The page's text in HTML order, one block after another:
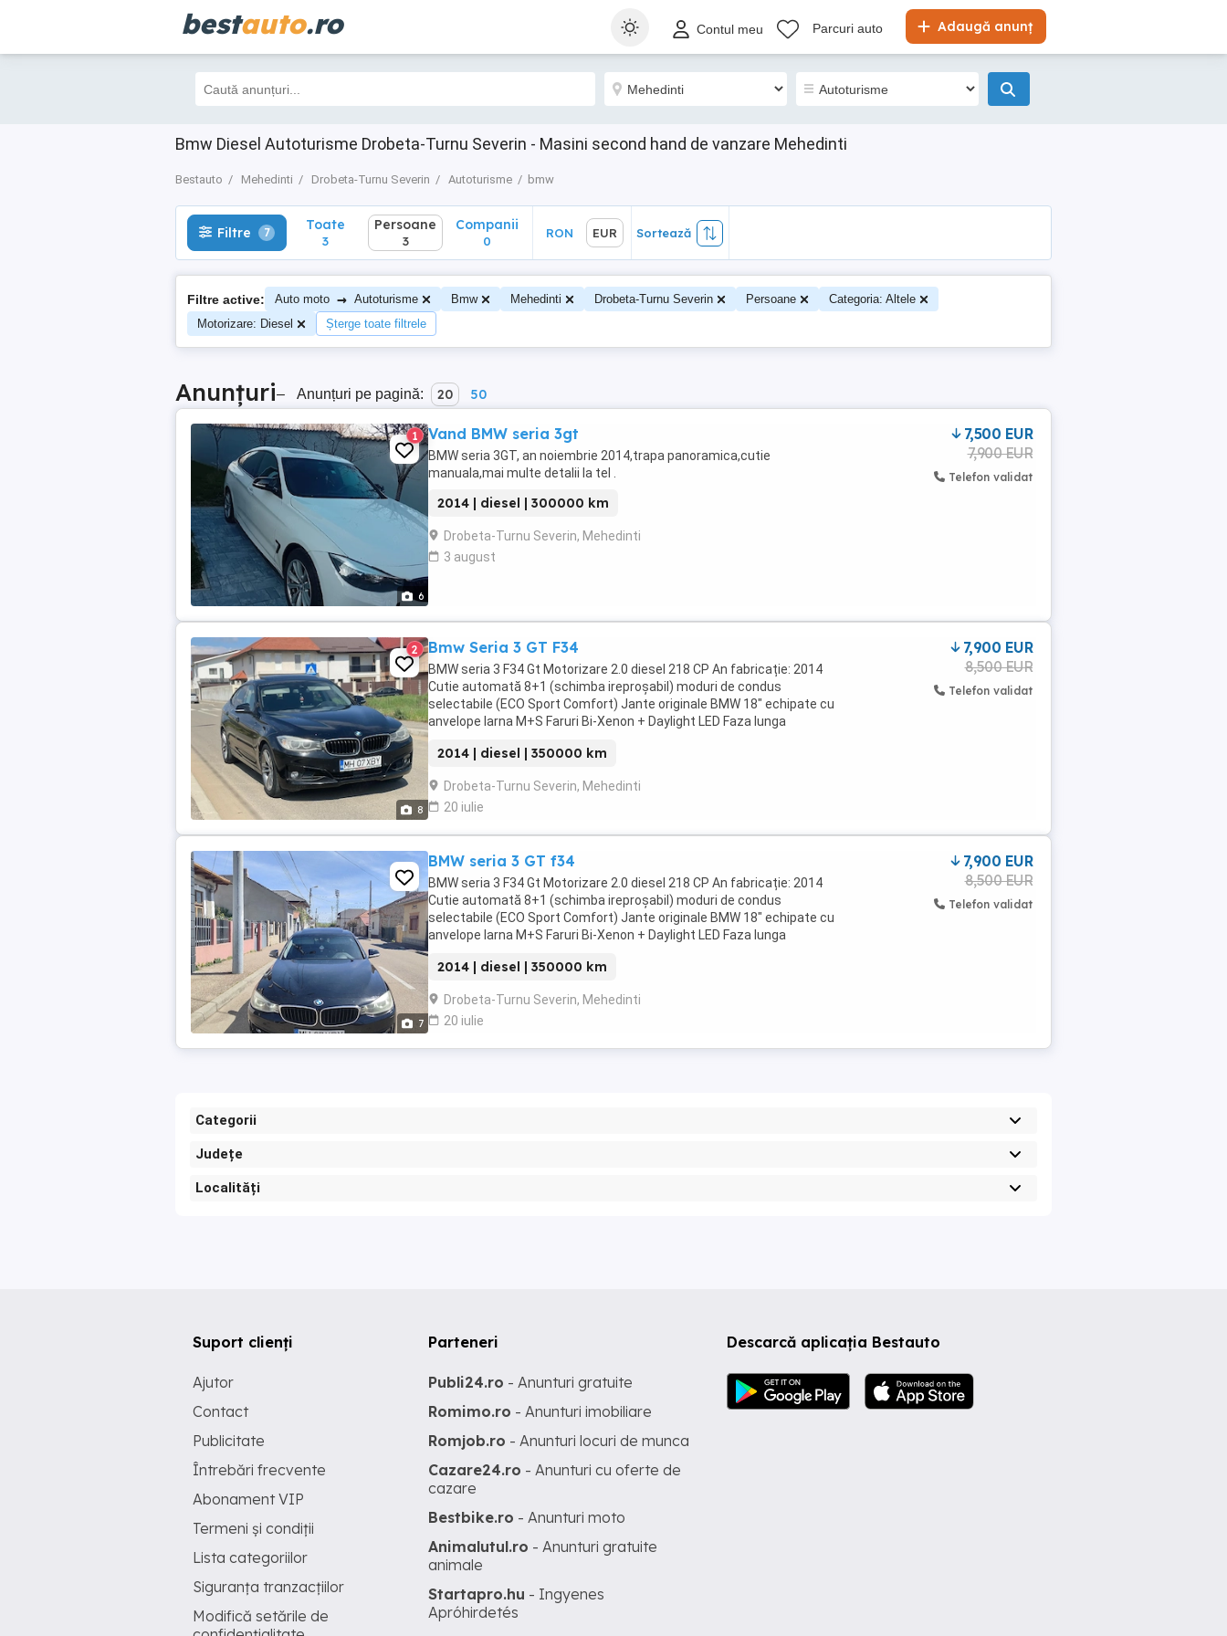
bestauto.ro Adaugă anunț
Contul meu Parcuri auto
Bmw Diesel Autoturisme Drobeta-Turnu Severin - Masini second hand de vanzare Mehedinti
Bestauto Mehedinti Drobeta-Turnu Severin Autoturisme bmw
Filtre 7 Toate
3
Sortează
Filtre 7 Toate
3
Persoane
3
Companii
0
RON EUR Sortează
Filtre active: Auto moto → Autoturisme Bmw Mehedinti Drobeta-Turnu Severin Persoane
Categoria: Altele
Motorizare: Diesel
Șterge toate filtrele
Anunțuri– Anunțuri pe pagină: 20 50
6
1 Vand BMW seria 3gt
BMW seria 3GT, an noiembrie 2014,trapa panoramica,cutie
manuala,mai multe detalii la tel .
2014 | diesel | 300000 km
Drobeta-Turnu Severin, Mehedinti
3 august
7,500 EUR
7,900 EUR
Telefon validat
8
2 Bmw Seria 3 GT F34
BMW seria 3 F34 Gt Motorizare 2.0 diesel 218 CP An fabricație: 2014
Cutie automată 8+1 (schimba ireproșabil) moduri de condus
selectabile (ECO Sport Comfort) Jante originale BMW 18" echipate cu
anvelope Iarna M+S Faruri Bi-Xenon + Daylight LED Faza lunga
2014 | diesel | 350000 km
Drobeta-Turnu Severin, Mehedinti
20 iulie
7,900 EUR
8,500 EUR
Telefon validat
7
BMW seria 3 GT f34
BMW seria 3 F34 Gt Motorizare 2.0 diesel 218 CP An fabricație: 2014
Cutie automată 8+1 (schimba ireproșabil) moduri de condus
selectabile (ECO Sport Comfort) Jante originale BMW 18" echipate cu
anvelope Iarna M+S Faruri Bi-Xenon + Daylight LED Faza lunga
2014 | diesel | 350000 km
Drobeta-Turnu Severin, Mehedinti
20 iulie
7,900 EUR
8,500 EUR
Telefon validat
Categorii
Județe
Localități
Descarcă aplicația Bestauto
Suport clienți
Ajutor
Contact
Publicitate
Întrebări frecvente
Abonament VIP
Termeni și condiții
Lista categoriilor
Siguranța tranzacțiilor
Modifică setările de
Parteneri
Publi24.ro - Anunturi gratuite
Romimo.ro - Anunturi imobiliare
Romjob.ro - Anunturi locuri de munca
Cazare24.ro - Anunturi cu oferte de
cazare
Bestbike.ro - Anunturi moto
Animalutul.ro - Anunturi gratuite
animale
Startapro.hu - Ingyenes
Apróhirdetés